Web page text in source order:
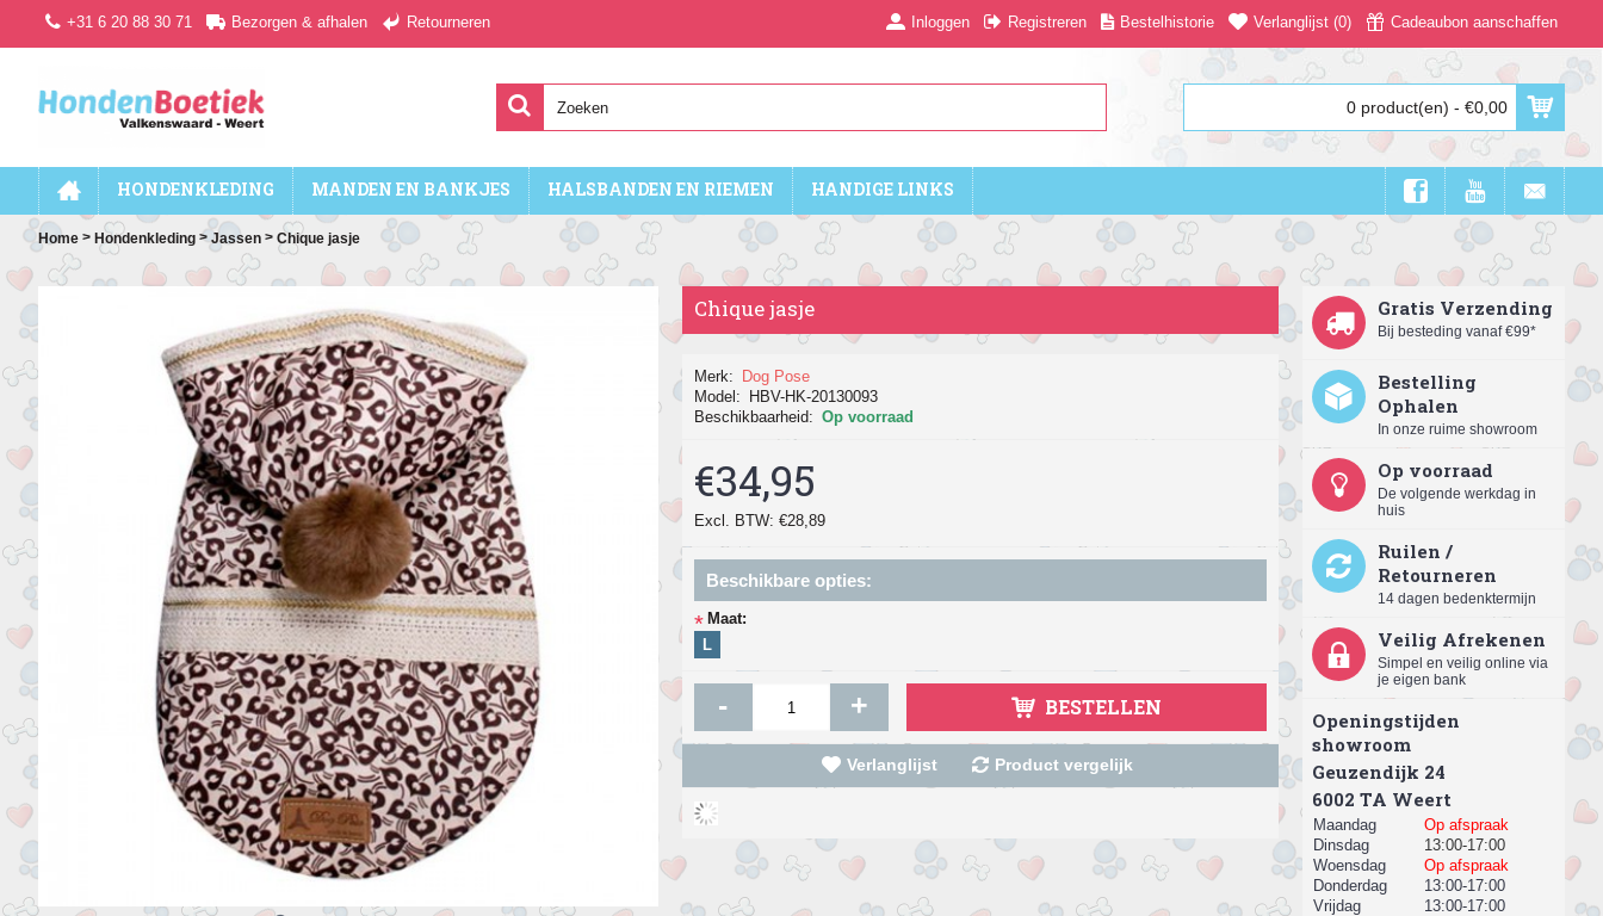
+31 6 20 88 30 71 Bezorgen & afhalen Retourneren Inloggen Registreren Bestelhistorie Verlanglijst (0) Cadeaubon aanschaffen
0 product(en) - €0,00
HONDENKLEDING MANDEN EN BANKJES HALSBANDEN EN RIEMEN HANDIGE LINKS
Home > Hondenkleding > Jassen > Chique jasje
Gratis Verzending
Bij besteding vanaf €99*
Bestelling
Ophalen
In onze ruime showroom
Op voorraad
De volgende werkdag in
huis
Ruilen /
Retourneren
14 dagen bedenktermijn
Veilig Afrekenen
Simpel en veilig online via
je eigen bank
Openingstijden
showroom
Geuzendijk 24
​6002 TA Weert
Maandag
Op afspraak
Dinsdag
13:00-17:00
Woensdag
Op afspraak
Donderdag
13:00-17:00
Vrijdag
13:00-17:00
Chique jasje
Merk:
Dog Pose
Model:
HBV-HK-20130093
Beschikbaarheid: Op voorraad
€34,95
Excl. BTW: €28,89
Beschikbare opties:
* Maat:
L
- + BESTELLEN
Verlanglijst Product vergelijk